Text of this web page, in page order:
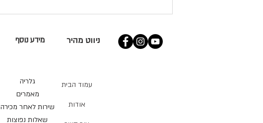
מהי החשיבות בבחירת מחסן איכותי
מידע נוסף
גלריה
מאמרים
שירות לאחר מכירה
שאלות נפוצות
ניווט מהיר
עמוד הבית
אודות